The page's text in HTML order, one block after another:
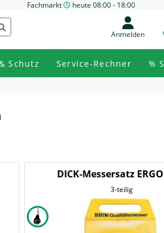
Fachmarkt heute 08:00 - 18:00
Anmelden
Schutz Service-Rechner %
DICK-Messersatz
3-teilig